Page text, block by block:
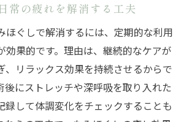
常の疲れを解消する工夫
ほぐしで解消するには、定期的な利用
効果的です。理由は、継続的なケアが
、リラックス効果を持続させるからで
後にストレッチや深呼吸を取り入れた
録して体調変化をチェックすることも